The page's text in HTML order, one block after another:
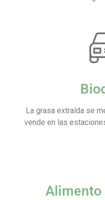
La grasa extraída se
vende en las
Alimento